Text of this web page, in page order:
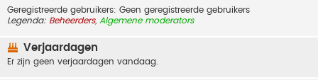
Geregistreerde gebruikers: Geen geregistreerde gebruikers
Legenda: Beheerders, Algemene moderators
Verjaardagen
Er zijn geen verjaardagen vandaag.